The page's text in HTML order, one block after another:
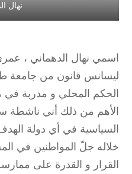
نهال
ليسانس قانون من جامعة
الحكم المحلي و مدربة في
الأهم من ذلك أني ناشطة
السياسية في أي دولة
خلاله جلّ المواطنين في
القرار و القدرة على